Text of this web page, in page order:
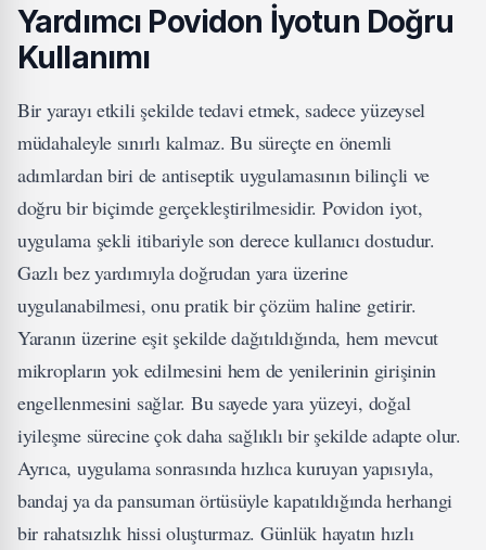
Yardımcı Povidon İyotun Doğru
Kullanımı
Bir yarayı etkili şekilde tedavi etmek, sadece yüzeysel
müdahaleyle sınırlı kalmaz. Bu süreçte en önemli
adımlardan biri de antiseptik uygulamasının bilinçli ve
doğru bir biçimde gerçekleştirilmesidir. Povidon iyot,
uygulama şekli itibariyle son derece kullanıcı dostudur.
Gazlı bez yardımıyla doğrudan yara üzerine
uygulanabilmesi, onu pratik bir çözüm haline getirir.
Yaranın üzerine eşit şekilde dağıtıldığında, hem mevcut
mikropların yok edilmesini hem de yenilerinin girişinin
engellenmesini sağlar. Bu sayede yara yüzeyi, doğal
iyileşme sürecine çok daha sağlıklı bir şekilde adapte olur.
Ayrıca, uygulama sonrasında hızlıca kuruyan yapısıyla,
bandaj ya da pansuman örtüsüyle kapatıldığında herhangi
bir rahatsızlık hissi oluşturmaz. Günlük hayatın hızlı